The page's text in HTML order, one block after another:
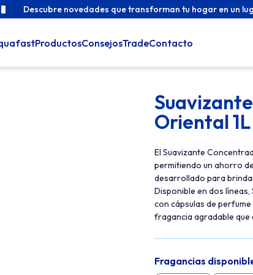
Descubre novedades que transforman tu hogar en un
ProductosConsejosTradeContacto
Oriental 1L
El Suavizante
permitiendo un ahorro
desarrollado para
Disponible en dos
con cápsulas de
fragancia agradable que
Fragancias